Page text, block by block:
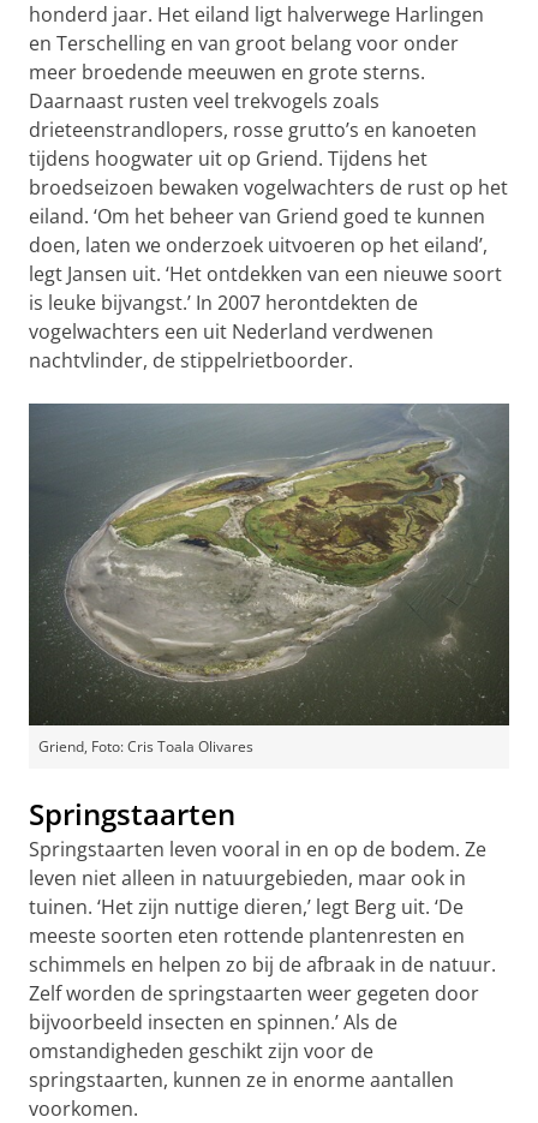
honderd jaar. Het eiland ligt halverwege Harlingen
en Terschelling en van groot belang voor onder
meer broedende meeuwen en grote sterns.
Daarnaast rusten veel trekvogels zoals
drieteenstrandlopers, rosse grutto’s en kanoeten
tijdens hoogwater uit op Griend. Tijdens het
broedseizoen bewaken vogelwachters de rust op het
eiland. ‘Om het beheer van Griend goed te kunnen
doen, laten we onderzoek uitvoeren op het eiland’,
legt Jansen uit. ‘Het ontdekken van een nieuwe soort
is leuke bijvangst.’ In 2007 herontdekten de
vogelwachters een uit Nederland verdwenen
nachtvlinder, de stippelrietboorder.
Griend, Foto: Cris Toala Olivares
Springstaarten
Springstaarten leven vooral in en op de bodem. Ze
leven niet alleen in natuurgebieden, maar ook in
tuinen. ‘Het zijn nuttige dieren,’ legt Berg uit. ‘De
meeste soorten eten rottende plantenresten en
schimmels en helpen zo bij de afbraak in de natuur.
Zelf worden de springstaarten weer gegeten door
bijvoorbeeld insecten en spinnen.’ Als de
omstandigheden geschikt zijn voor de
springstaarten, kunnen ze in enorme aantallen
voorkomen.